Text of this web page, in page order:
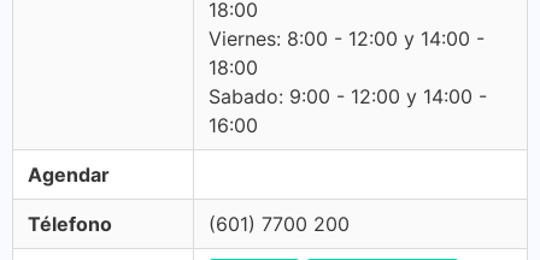
18:00
Viernes: 8:00 - 12:00 y 14:00 -
18:00
Sabado: 9:00 - 12:00 y 14:00 -
16:00
Agendar
Télefono (601) 7700 200